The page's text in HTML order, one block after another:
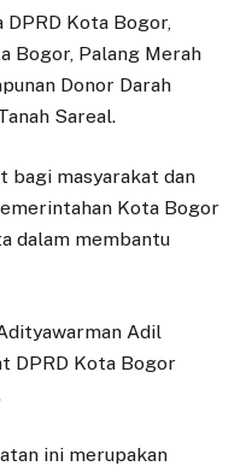
Kota Bogor,
Bogor, Palang Merah
Donor Darah
Sareal.
bagi masyarakat dan
Kota Bogor
dalam membantu
Adil
DPRD Kota Bogor
ini merupakan